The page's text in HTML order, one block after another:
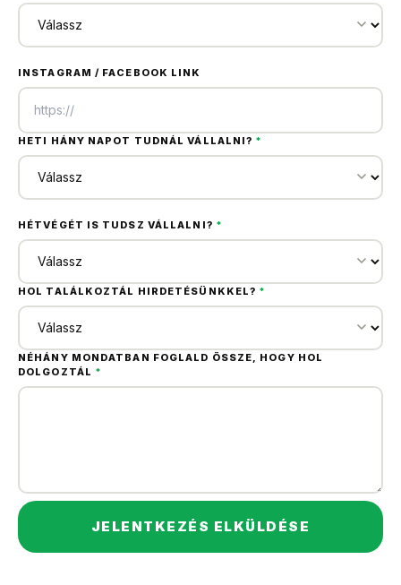
INSTAGRAM / FACEBOOK LINK
HETI HÁNY NAPOT TUDNÁL VÁLLALNI? *
HÉTVÉGÉT IS TUDSZ VÁLLALNI? *
HOL TALÁLKOZTÁL HIRDETÉSÜNKKEL? *
NÉHÁNY MONDATBAN FOGLALD ÖSSZE, HOGY HOL
DOLGOZTÁL *
JELENTKEZÉS ELKÜLDÉSE